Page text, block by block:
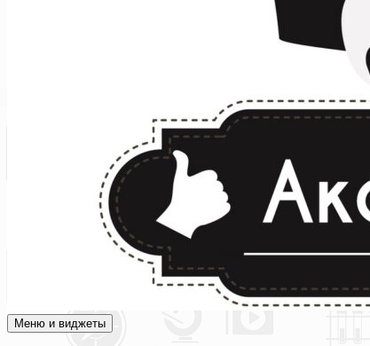
Академия СОВА
Подготовка к ЕГЭ, ОГЭ, ВПР, МЦКО, СтатГрад, КДР,
Меню и виджеты